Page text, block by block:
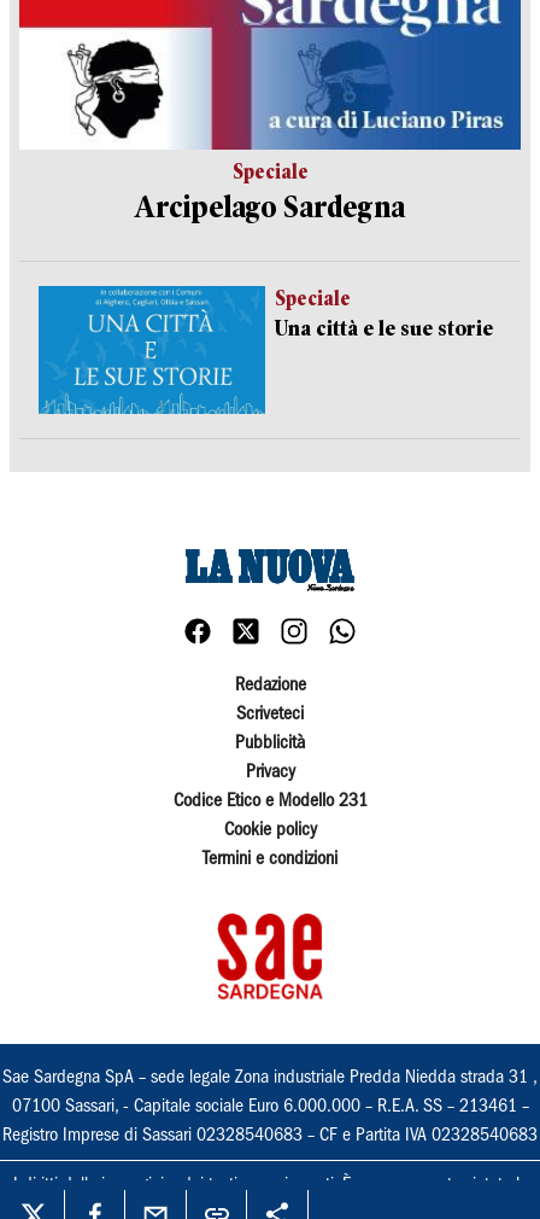
Speciale
Arcipelago Sardegna
Speciale
Una città e le sue storie
Redazione
Scriveteci
Pubblicità
Privacy
Codice Etico e Modello 231
Cookie policy
Termini e condizioni
Sae Sardegna SpA – sede legale Zona industriale Predda Niedda strada 31 ,
07100 Sassari, - Capitale sociale Euro 6.000.000 – R.E.A. SS – 213461 –
Registro Imprese di Sassari 02328540683 – CF e Partita IVA 02328540683
I diritti delle immagini e dei testi sono riservati. È espressamente vietata la
loro riproduzione con qualsiasi mezzo e l'adattamento totale o parziale.